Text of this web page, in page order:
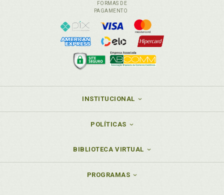
FORMAS DE
PAGAMENTO
INSTITUCIONAL
POLÍTICAS
BIBLIOTECA VIRTUAL
PROGRAMAS